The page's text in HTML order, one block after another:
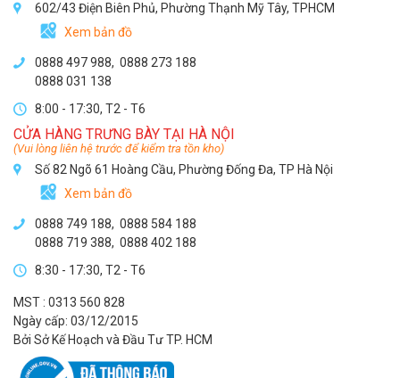
602/43 Điện Biên Phủ, Phường Thạnh Mỹ Tây, TPHCM
Xem bản đồ
0888 497 988, 0888 273 188
0888 031 138
8:00 - 17:30, T2 - T6
CỬA HÀNG TRƯNG BÀY TẠI HÀ NỘI
(Vui lòng liên hệ trước để kiểm tra tồn kho)
Số 82 Ngõ 61 Hoàng Cầu, Phường Đống Đa, TP Hà Nội
Xem bản đồ
0888 749 188, 0888 584 188
0888 719 388, 0888 402 188
8:30 - 17:30, T2 - T6
MST : 0313 560 828
Ngày cấp: 03/12/2015
Bởi Sở Kế Hoạch và Đầu Tư TP. HCM